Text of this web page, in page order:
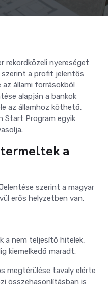
rekordközeli nyereséget
szerint a profit jelentős
állami forrásokból
alapján a bankok
az államhoz köthető,
Start Program egyik
a
szerint a magyar
erős helyzetben van.
a nem teljesítő hitelek,
kiemelkedő maradt.
megtérülése tavaly elérte
összehasonlításban is